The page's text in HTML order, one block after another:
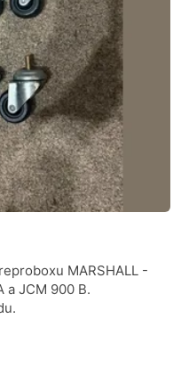
MARSHALL -
a JCM 900 B.